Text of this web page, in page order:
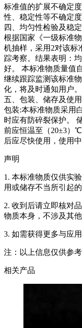
标准值的扩展不确定
性、稳定性等不确定度
四、均匀性检验及稳
根据国家《一级标准
机抽样，采用2对该标
踪考察。结果表明：
好。 本标准物质量值
继续跟踪监测该标准
化，将及时通知用户。
五、包装、储存及使用
包装:本标准物质采用
时应有防碎裂保护。
前应恒温至（20±3）
后应尽快使用，使用
声明
1. 本标准物质仅供实
用或储存不当所引起
2. 收到后请立即核对
物质本身，不涉及其他
3. 如需获得更多与应
注：以上信息仅供参
相关产品